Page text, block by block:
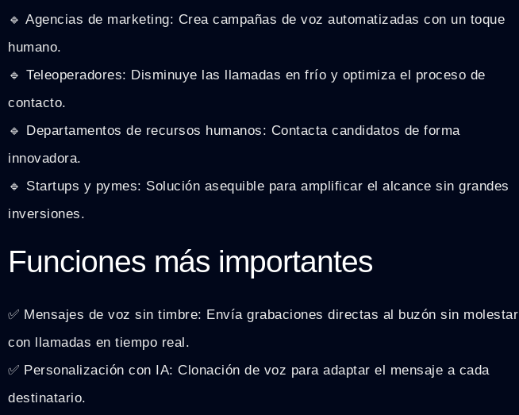
🔹 Agencias de marketing: Crea campañas de voz automatizadas con un toque
humano.
🔹 Teleoperadores: Disminuye las llamadas en frío y optimiza el proceso de
contacto.
🔹 Departamentos de recursos humanos: Contacta candidatos de forma
innovadora.
🔹 Startups y pymes: Solución asequible para amplificar el alcance sin grandes
inversiones.
Funciones más importantes
✅ Mensajes de voz sin timbre: Envía grabaciones directas al buzón sin molestar
con llamadas en tiempo real.
✅ Personalización con IA: Clonación de voz para adaptar el mensaje a cada
destinatario.